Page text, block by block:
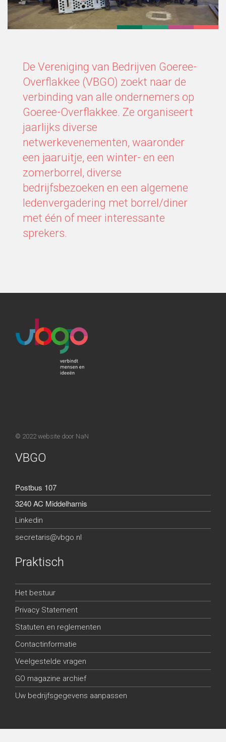
De Vereniging van Bedrijven Goeree-
Overflakkee (VBGO) zoekt naar de
verbinding van alle ondernemers op
Goeree-Overflakkee. Ze organiseert
jaarlijks diverse
netwerkevenementen, waaronder
een jaaruitje, een winter- en een
zomerborrel, diverse
bedrijfsbezoeken en een algemene
ledenvergadering met borrel/diner
met één of meer interessante
sprekers.
© 2022 website door NaN
VBGO
Postbus 107
3240 AC Middelharnis
Linkedin
secretaris@vbgo.nl
Praktisch
Het bestuur
Privacy Statement
Statuten en reglementen
Contactinformatie
Veelgestelde vragen
GO magazine archief
Uw bedrijfsgegevens aanpassen